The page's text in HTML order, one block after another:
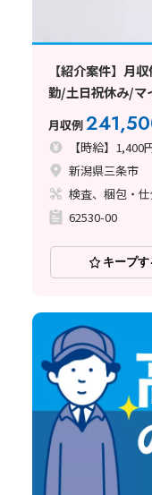
【紹介案件】月
勤/土日祝休み/マ
い・週払い制度あ
月収例
【時給】1,400
新潟県三条市
検査、梱包・
62530-00
キープす